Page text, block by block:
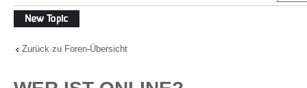
Neues Thema
erstellen
Zurück zu Foren-Übersicht